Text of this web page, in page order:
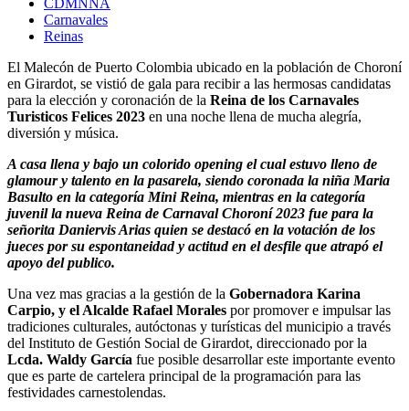
CDMNNA
Carnavales
Reinas
El Malecón de Puerto Colombia ubicado en la población de Choroní
en Girardot, se vistió de gala para recibir a las hermosas candidatas
para la elección y coronación de la Reina de los Carnavales
Turisticos Felices 2023 en una noche llena de mucha alegría,
diversión y música.
A casa llena y bajo un colorido opening el cual estuvo lleno de
glamour y talento en la pasarela, siendo coronada la niña Maria
Basulto en la categoría Mini Reina, mientras en la categoría
juvenil la nueva Reina de Carnaval Choroní 2023 fue para la
señorita Daniervis Arias quien se destacó en la votación de los
jueces por su espontaneidad y actitud en el desfile que atrapó el
apoyo del publico.
Una vez mas gracias a la gestión de la Gobernadora Karina
Carpio, y el Alcalde Rafael Morales por promover e impulsar las
tradiciones culturales, autóctonas y turísticas del municipio a través
del Instituto de Gestión Social de Girardot, direccionado por la
Lcda. Waldy García fue posible desarrollar este importante evento
que es parte de cartelera principal de la programación para las
festividades carnestolendas.